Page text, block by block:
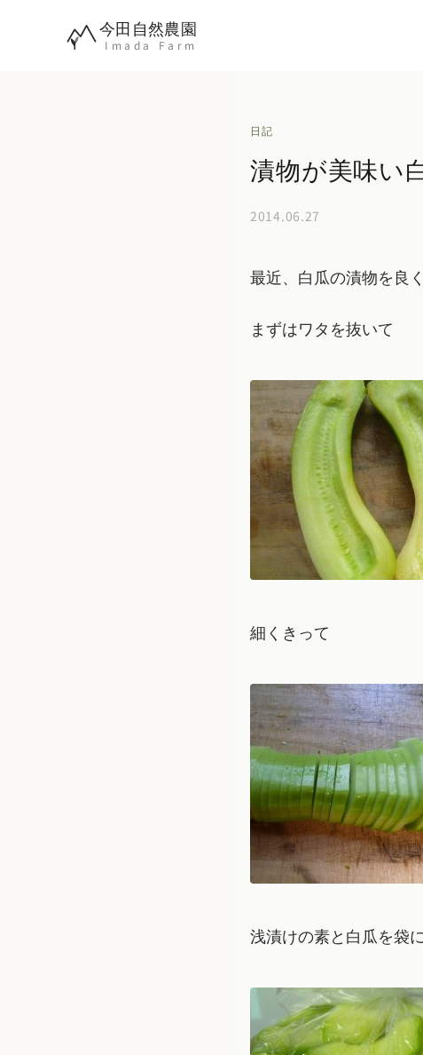
今田自然農園
Imada Farm
日記
漬物が美味い
2014.06.27
最近、白瓜の漬物を良
まずはワタを抜いて
細くきって
浅漬けの素と白瓜を袋